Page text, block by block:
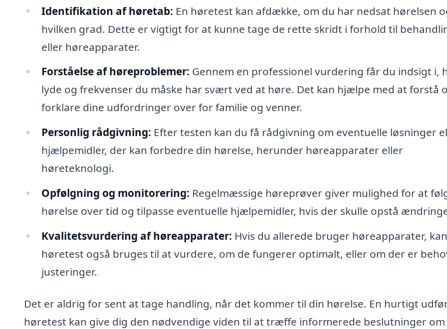
Identifikation af høretab: En høretest kan afdække, om du har nedsat hørelsen
hvilken grad. Dette er vigtigt for at kunne tage de rette skridt i forhold til
eller høreapparater.
Forståelse af høreproblemer: Gennem en professionel vurdering får du indsigt i,
lyde og frekvenser du måske har svært ved at høre. Det kan hjælpe med at forstå
forklare dine udfordringer over for familie og venner.
Personlig rådgivning: Efter testen kan du få rådgivning om eventuelle løsninger
hjælpemidler, der kan forbedre din hørelse, herunder høreapparater eller
høreteknologi.
Opfølgning og monitorering: Regelmæssige høreprøver giver mulighed for at
hørelse over tid og tilpasse eventuelle hjælpemidler, hvis der skulle opstå
Kvalitetsvurdering af høreapparater: Hvis du allerede bruger høreapparater,
høretest også bruges til at vurdere, om de fungerer optimalt, eller om der er
justeringer.
Det er aldrig for sent at tage handling, når det kommer til din hørelse. En hurtigt
høretest kan give dig den nødvendige viden til at træffe informerede beslutninger om